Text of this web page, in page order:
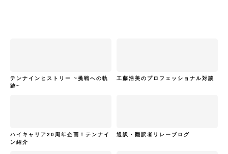
テンナインヒストリー ~挑戦への軌
跡~
工藤浩美のプロフェッショナル対談
ハイキャリア20周年企画！テンナイ
ン紹介
通訳・翻訳者リレーブログ